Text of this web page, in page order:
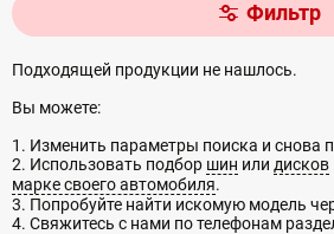
Фильтр
Подходящей продукции не нашлось.
Вы можете:
1. Изменить параметры поиска и снова
2. Использовать подбор шин или дисков
марке своего автомобиля.
3. Попробуйте найти искомую модель
4. Свяжитесь с нами по телефонам